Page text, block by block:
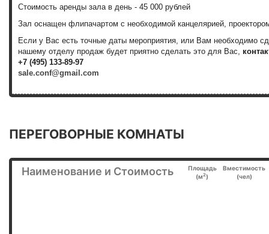
Стоимость аренды зала в день - 45 000 рублей
Зал оснащен флипачартом с необходимой канцелярией,
Если у Вас есть точные даты мероприятия, или Вам необходимо
нашему отделу продаж будет приятно сделать это для Вас,
+7 (495) 133-89-97
sale.conf@gmail.com
ПЕРЕГОВОРНЫЕ КОМНАТЫ
Наименование и Стоимость
Площадь
(м2)
Вместимость
(чел)